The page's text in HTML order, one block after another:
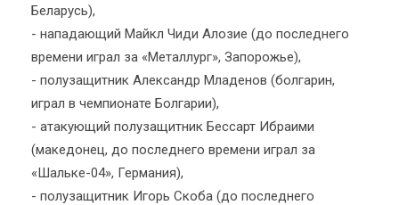
Беларусь),
- нападающий Майкл Чиди Алозие (до последнего
времени играл за «Металлург», Запорожье),
- полузащитник Александр Младенов (болгарин,
играл в чемпионате Болгарии),
- атакующий полузащитник Бессарт Ибраими
(македонец, до последнего времени играл за
«Шальке-04», Германия),
- полузащитник Игорь Скоба (до последнего